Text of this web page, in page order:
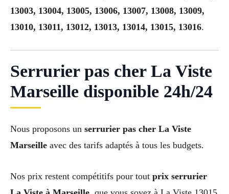
13003, 13004, 13005, 13006, 13007, 13008, 13009,
13010, 13011, 13012, 13013, 13014, 13015, 13016.
Serrurier pas cher La Viste
Marseille disponible 24h/24
Nous proposons un serrurier pas cher La Viste
Marseille avec des tarifs adaptés à tous les budgets.
Nos prix restent compétitifs pour tout prix serrurier